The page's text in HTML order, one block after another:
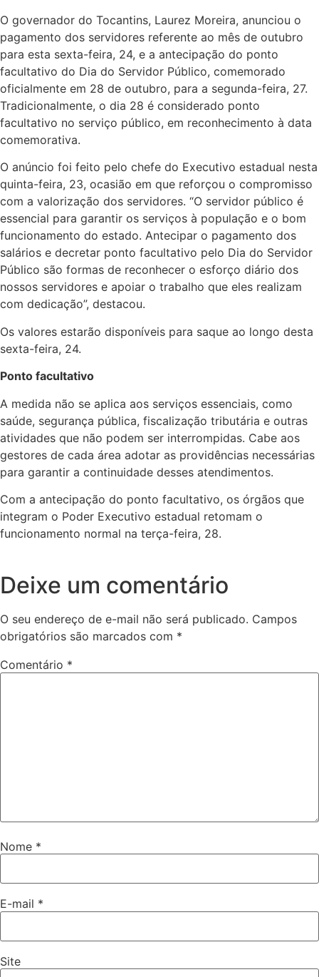
O governador do Tocantins, Laurez Moreira, anunciou o
pagamento dos servidores referente ao mês de outubro
para esta sexta-feira, 24, e a antecipação do ponto
facultativo do Dia do Servidor Público, comemorado
oficialmente em 28 de outubro, para a segunda-feira, 27.
Tradicionalmente, o dia 28 é considerado ponto
facultativo no serviço público, em reconhecimento à data
comemorativa.
O anúncio foi feito pelo chefe do Executivo estadual nesta
quinta-feira, 23, ocasião em que reforçou o compromisso
com a valorização dos servidores. “O servidor público é
essencial para garantir os serviços à população e o bom
funcionamento do estado. Antecipar o pagamento dos
salários e decretar ponto facultativo pelo Dia do Servidor
Público são formas de reconhecer o esforço diário dos
nossos servidores e apoiar o trabalho que eles realizam
com dedicação”, destacou.
Os valores estarão disponíveis para saque ao longo desta
sexta-feira, 24.
Ponto facultativo
A medida não se aplica aos serviços essenciais, como
saúde, segurança pública, fiscalização tributária e outras
atividades que não podem ser interrompidas. Cabe aos
gestores de cada área adotar as providências necessárias
para garantir a continuidade desses atendimentos.
Com a antecipação do ponto facultativo, os órgãos que
integram o Poder Executivo estadual retomam o
funcionamento normal na terça-feira, 28.
Deixe um comentário
O seu endereço de e-mail não será publicado. Campos
obrigatórios são marcados com *
Comentário *
Nome *
E-mail *
Site